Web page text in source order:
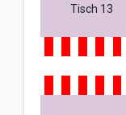
Tisch 13